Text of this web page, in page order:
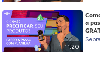
11:20
a